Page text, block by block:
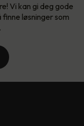
Vi kan gi deg gode
løsninger som